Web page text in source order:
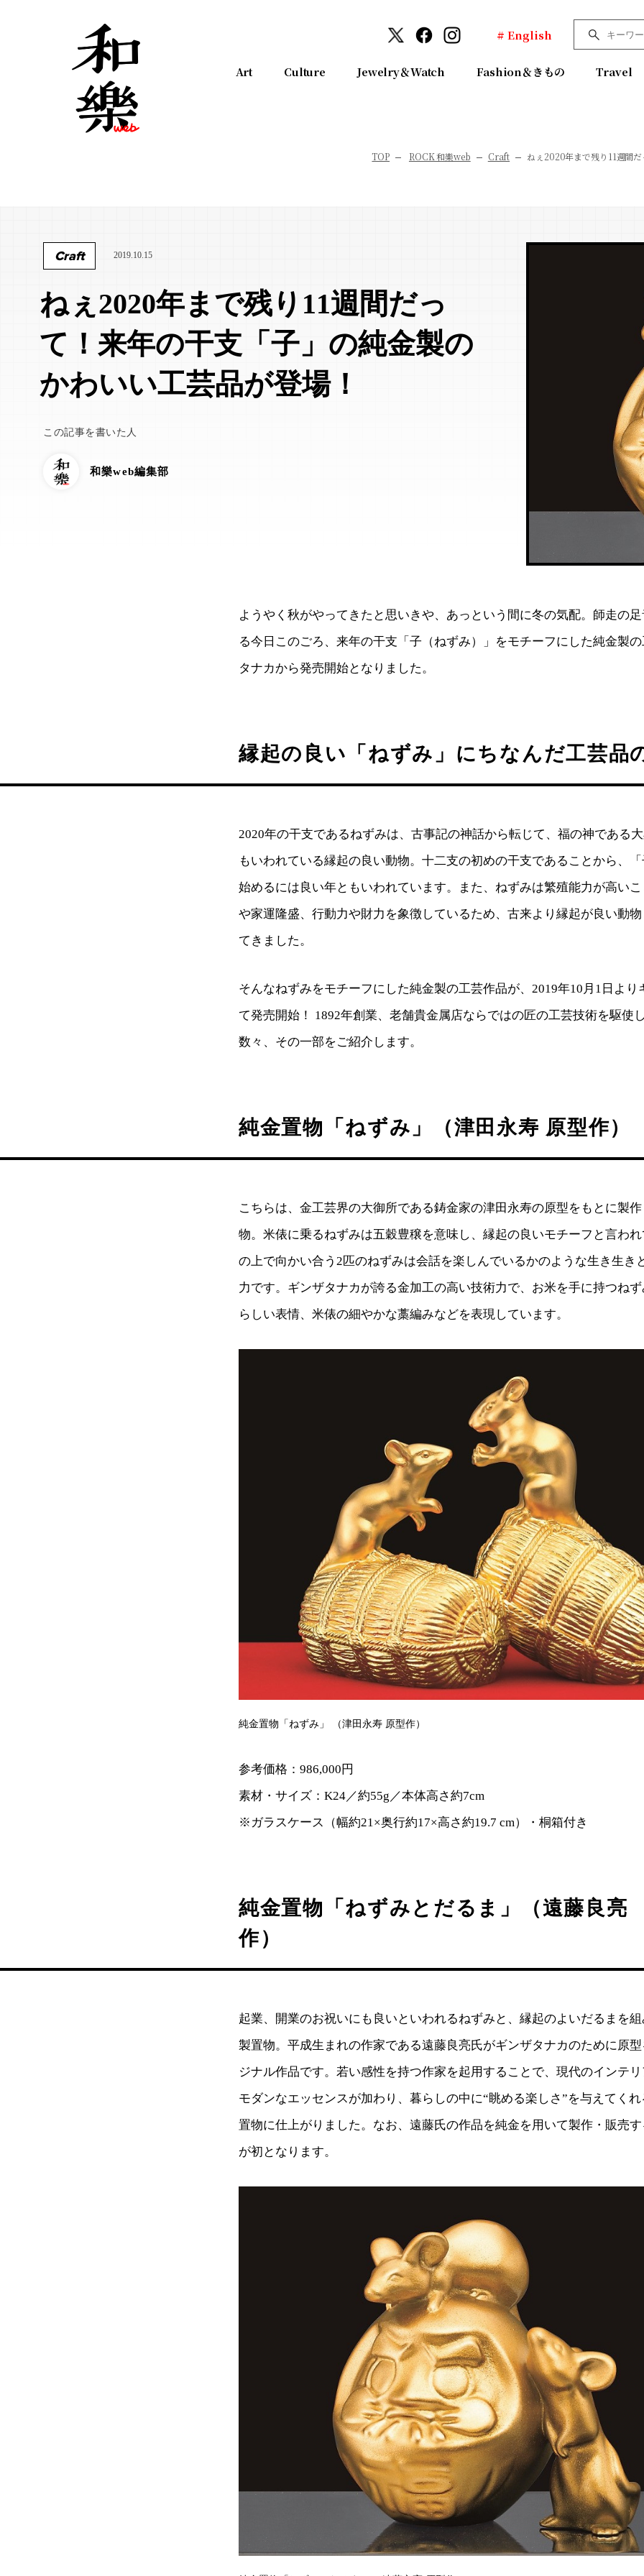
# English
Art Culture Jewelry＆Watch Fashion＆きもの Travel
TOP ROCK 和樂web Craft ねぇ2020年まで残り11週間
Craft 2019.10.15
ねぇ2020年まで残り11週間だっ
て！来年の干支「子」の純金製の
かわいい工芸品が登場！
この記事を書いた人
和樂web編集部
ようやく秋がやってきたと思いきや、あっという間に冬の気配。師走の
る今日このごろ、来年の干支「子（ねずみ）」をモチーフにした純金製
タナカから発売開始となりました。
縁起の良い「ねずみ」にちなんだ工芸品
2020年の干支であるねずみは、古事記の神話から転じて、福の神である
もいわれている縁起の良い動物。十二支の初めの干支であることから、
始めるには良い年ともいわれています。また、ねずみは繁殖能力が高い
や家運隆盛、行動力や財力を象徴しているため、古来より縁起が良い動
てきました。
そんなねずみをモチーフにした純金製の工芸作品が、2019年10月1日より
て発売開始！ 1892年創業、老舗貴金属店ならではの匠の工芸技術を駆使
数々、その一部をご紹介します。
純金置物「ねずみ」（津田永寿 原型作）
こちらは、金工芸界の大御所である鋳金家の津田永寿の原型をもとに製
物。米俵に乗るねずみは五穀豊穣を意味し、縁起の良いモチーフと言わ
の上で向かい合う2匹のねずみは会話を楽しんでいるかのような生き生き
力です。ギンザタナカが誇る金加工の高い技術力で、お米を手に持つね
らしい表情、米俵の細やかな藁編みなどを表現しています。
純金置物「ねずみ」 （津田永寿 原型作）
参考価格：986,000円
素材・サイズ：K24／約55g／本体高さ約7cm
※ガラスケース（幅約21×奥行約17×高さ約19.7 cm）・桐箱付き
純金置物「ねずみとだるま」（遠藤良
作）
起業、開業のお祝いにも良いといわれるねずみと、縁起のよいだるまを
製置物。平成生まれの作家である遠藤良亮氏がギンザタナカのために原
ジナル作品です。若い感性を持つ作家を起用することで、現代のインテ
モダンなエッセンスが加わり、暮らしの中に“眺める楽しさ”を与えてく
置物に仕上がりました。なお、遠藤氏の作品を純金を用いて製作・販売
が初となります。